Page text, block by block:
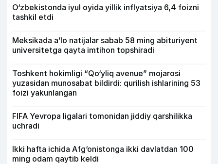
O‘zbekistonda iyul oyida yillik inflyatsiya 6,4 foizni
tashkil etdi
Meksikada a’lo natijalar sabab 58 ming abituriyent
universitetga qayta imtihon topshiradi
Toshkent hokimligi “Qo‘yliq avenue” mojarosi
yuzasidan munosabat bildirdi: qurilish ishlarining 53
foizi yakunlangan
FIFA Yevropa ligalari tomonidan jiddiy qarshilikka
uchradi
Ikki hafta ichida Afg‘onistonga ikki davlatdan 100
ming odam qaytib keldi